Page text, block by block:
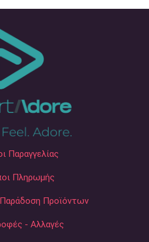
Παραγγελίας
Πληρωμής
Προϊόντων
- Αλλαγές